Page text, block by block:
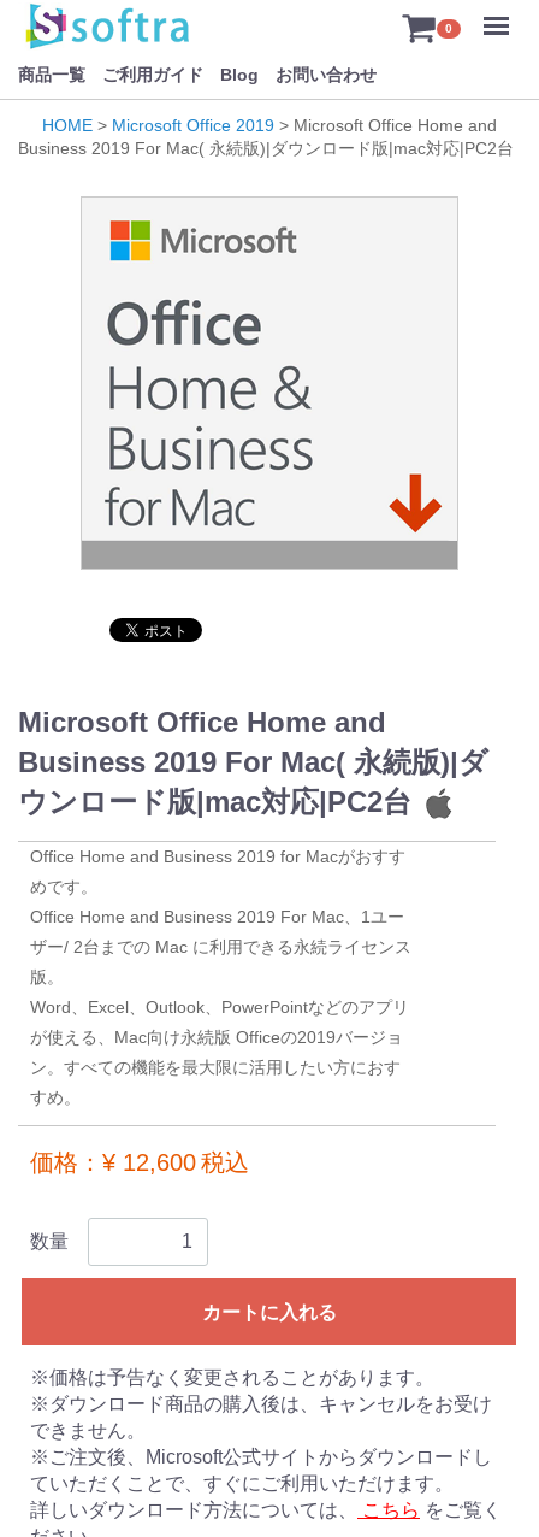
商品一覧 ご利用ガイド Blog お問い合わせ
0
HOME > Microsoft Office 2019 > Microsoft Office Home and
Business 2019 For Mac( 永続版)|ダウンロード版|mac対応|PC2台
Microsoft Office Home and
Business 2019 For Mac( 永続版)|ダ
ウンロード版|mac対応|PC2台
Office Home and Business 2019 for Macがおすす
めです。
Office Home and Business 2019 For Mac、1ユー
ザー/ 2台までの Mac に利用できる永続ライセンス
版。
Word、Excel、Outlook、PowerPointなどのアプリ
が使える、Mac向け永続版 Officeの2019バージョ
ン。すべての機能を最大限に活用したい方におす
すめ。
価格：¥ 12,600税込
数量
カートに入れる
※価格は予告なく変更されることがあります。
※ダウンロード商品の購入後は、キャンセルをお受け
できません。
※ご注文後、Microsoft公式サイトからダウンロードし
ていただくことで、すぐにご利用いただけます。
詳しいダウンロード方法については、
こちら をご覧く